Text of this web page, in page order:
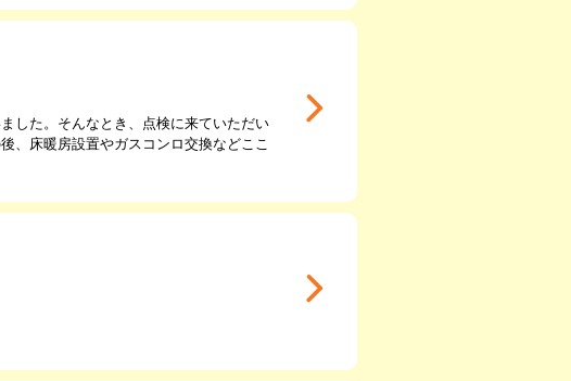
した。そんなとき、点検に来ていただい
、床暖房設置やガスコンロ交換などここ